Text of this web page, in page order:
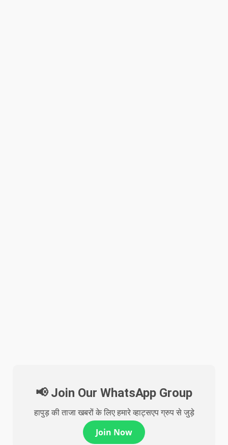
📢 Join Our WhatsApp Group
हापुड़ की ताजा खबरों के लिए हमारे व्हाट्सएप ग्रुप से जुड़े
Join Now